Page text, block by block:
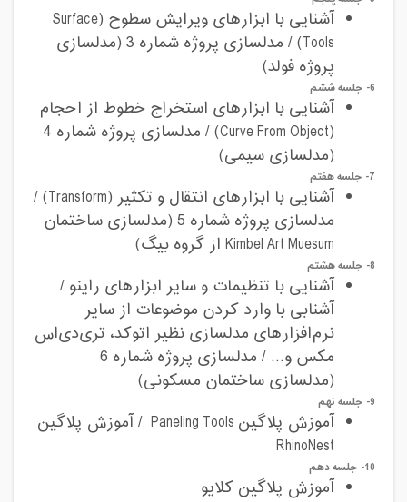
آشنایی با ابزارهای ویرایش سطوح (Surface
Tools
) / مدلسازی پروژه شماره 3 (مدلسازی
پروژه فولد)
6- جلسه ششم
آشنایی با ابزارهای استخراج خطوط از احجام
(
Curve From Object
) / مدلسازی پروژه شماره 4
(مدلسازی سیمی)
7- جلسه هفتم
آشنایی با ابزارهای انتقال و تکثیر (Transform
) /
مدلسازی پروژه شماره 5 (مدلسازی ساختمان
Kimbel Art Muesum از گروه بیگ)
8- جلسه هشتم
آشنایی با تنظیمات و سایر ابزارهای راینو /
آشنابی با وارد کردن موضوعات از سایر
نرم‌افزارهای مدلسازی نظیر اتوکد، تری‌دی‌اس
مکس و... / مدلسازی پروژه شماره 6
(مدلسازی ساختمان مسکونی)
9- جلسه نهم
آموزش پلاگین‌ / آموزش پلاگین
RhinoNest
10- جلسه دهم
آموزش پلاگین کلایو